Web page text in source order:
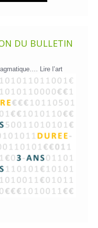
DU BULLETIN
Lire l’art